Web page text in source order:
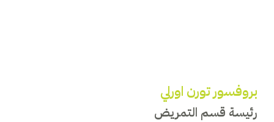
بروفسور تورن اورلي
رئيسة قسم التمريض